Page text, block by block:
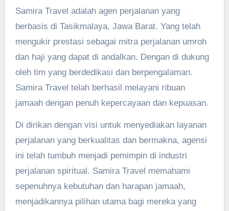
Samira Travel adalah agen perjalanan yang
berbasis di Tasikmalaya, Jawa Barat. Yang telah
mengukir prestasi sebagai mitra perjalanan umroh
dan haji yang dapat di andalkan. Dengan di dukung
oleh tim yang berdedikasi dan berpengalaman.
Samira Travel telah berhasil melayani ribuan
jamaah dengan penuh kepercayaan dan kepuasan.
Di dirikan dengan visi untuk menyediakan layanan
perjalanan yang berkualitas dan bermakna, agensi
ini telah tumbuh menjadi pemimpin di industri
perjalanan spiritual. Samira Travel memahami
sepenuhnya kebutuhan dan harapan jamaah,
menjadikannya pilihan utama bagi mereka yang